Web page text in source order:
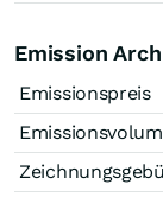
Emission
Emissionspreis